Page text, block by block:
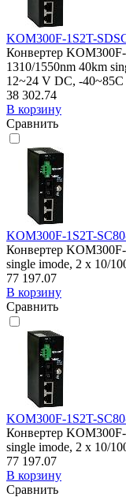
KOM300F-1S2T-
Конвертер
1310/1550nm 40km
12~24 V DC, -40~85C
38 302.74
В корзину
Сравнить
KOM300F-1S2T-
Конвертер
single imode, 2 x 10/
77 197.07
В корзину
Сравнить
KOM300F-1S2T-
Конвертер
single imode, 2 x 10/
77 197.07
В корзину
Сравнить